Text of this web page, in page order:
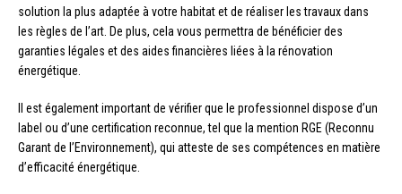
solution la plus adaptée à votre habitat et de réaliser les travaux dans
les règles de l’art. De plus, cela vous permettra de bénéficier des
garanties légales et des aides financières liées à la rénovation
énergétique.
Il est également important de vérifier que le professionnel dispose d’un
label ou d’une certification reconnue, tel que la mention RGE (Reconnu
Garant de l’Environnement), qui atteste de ses compétences en matière
d’efficacité énergétique.